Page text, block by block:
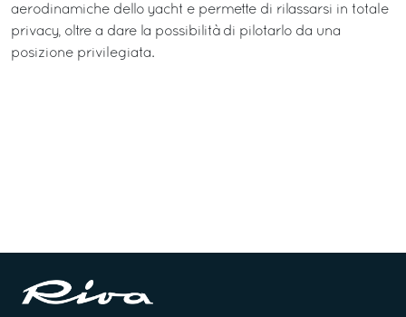
aerodinamiche dello yacht e permette di rilassarsi in totale
privacy, oltre a dare la possibilità di pilotarlo da una
posizione privilegiata.